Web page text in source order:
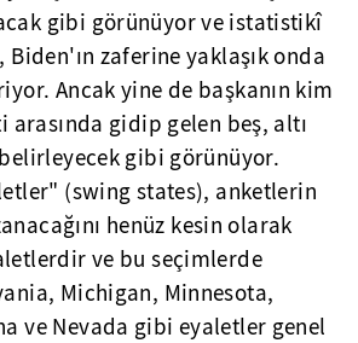
gibi görünüyor ve istatistikî
zaferine yaklaşık onda
Ancak yine de başkanın kim
arasında gidip gelen beş, altı
gibi görünüyor.
(swing states), anketlerin
henüz kesin olarak
ve bu seçimlerde
Michigan, Minnesota,
ve Nevada gibi eyaletler genel